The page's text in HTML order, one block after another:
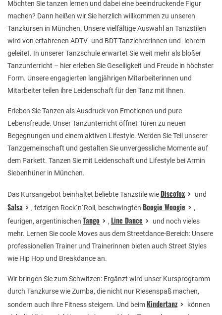
Möchten Sie tanzen lernen und dabei eine beeindruckende Figur
machen? Dann heißen wir Sie herzlich willkommen zu unseren
Tanzkursen in München. Unsere vielfältige Auswahl an Tanzstilen
wird von erfahrenen ADTV- und BDT-Tanzlehrerinnen und -lehrern
geleitet. In unserer Tanzschule erwartet Sie weit mehr als bloßer
Tanzunterricht – hier erleben Sie Geselligkeit und Freude in höchster
Form. Unsere engagierten langjährigen Mitarbeiterinnen und
Mitarbeiter teilen ihre Leidenschaft für den Tanz mit Ihnen.
Erleben Sie Tanzen als Ausdruck von Emotionen und pure
Lebensfreude. Unser Tanzunterricht öffnet Türen zu neuen
Begegnungen und einem aktiven Lifestyle. Werden Sie Teil unserer
Tanzgemeinschaft und gestalten Sie unvergessliche Momente auf
dem Parkett. Tanzen Sie mit Leidenschaft und Lifestyle bei Armin
Siebenhüner in München.
Das Kursangebot beinhaltet beliebte Tanzstile wieDiscofox und
Salsa , fetzigen Rock`n`Roll, beschwingten Boogie Woogie
,
feurigen, argentinischen Tango , Line Dance
und noch vieles
mehr. Lernen Sie coole Moves aus dem Streetdance-Bereich: Unsere
professionellen Trainer und Trainerinnen bieten auch Street Styles
wie Hip Hop und Breakdance an.
Wir bringen Sie zum Schwitzen: Ergänzt wird unser Kursprogramm
durch Tanzkurse wie Zumba, die nicht nur Riesenspaß machen,
sondern auch Ihre Fitness steigern. Und beimKindertanz
können